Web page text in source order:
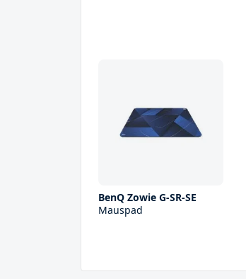
BenQ Zowie G-SR-SE
Mauspad